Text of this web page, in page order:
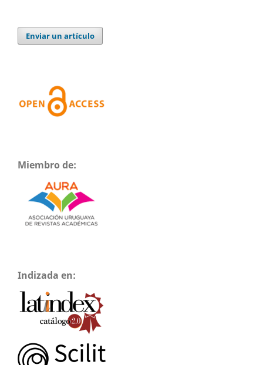
Enviar un artículo
Miembro de:
Indizada en: